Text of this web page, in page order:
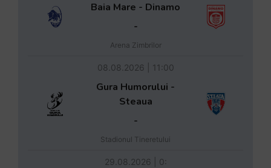
Baia Mare - Dinamo
-
Arena Zimbrilor
08.08.2026 | 11:00
Gura Humorului -
Steaua
-
Stadionul Tineretului
29.08.2026 | 0: